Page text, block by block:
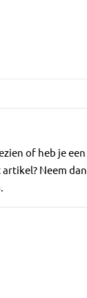
of heb je een
Neem dan